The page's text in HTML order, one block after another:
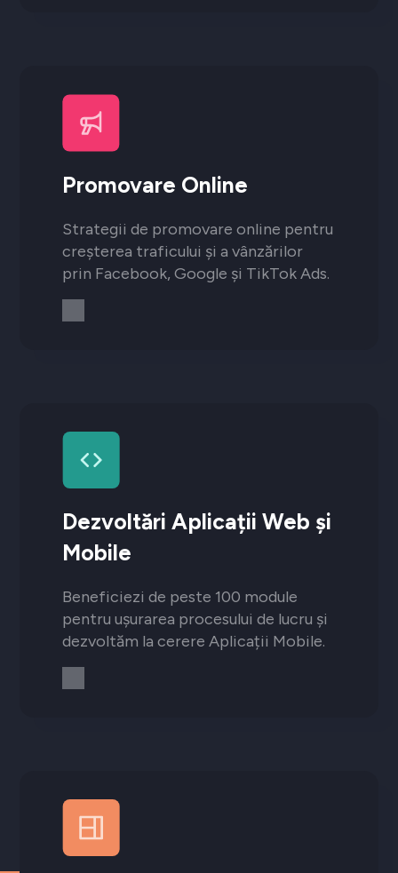
Promovare Online
Strategii de promovare online pentru
creșterea traficului și a vânzărilor
prin Facebook, Google și TikTok Ads.
Dezvoltări Aplicații Web și
Mobile
Beneficiezi de peste 100 module
pentru ușurarea procesului de lucru și
dezvoltăm la cerere Aplicații Mobile.